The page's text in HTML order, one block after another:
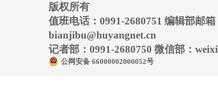
版权所有
值班电话：0991-2680751 编辑部邮箱
bianjibu@huyangnet.cn
记者部：0991-2680750 微信部：
公网安备 66000002000052号